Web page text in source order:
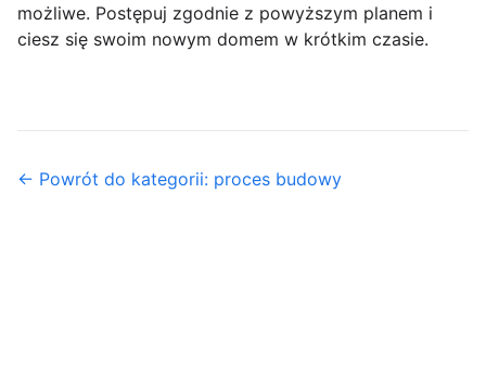
możliwe. Postępuj zgodnie z powyższym planem i
ciesz się swoim nowym domem w krótkim czasie.
← Powrót do kategorii: proces budowy